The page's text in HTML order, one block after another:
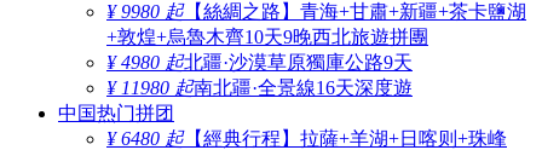
¥ 9980 起【絲綢之路】青海+甘肅+新疆+茶卡鹽湖
+敦煌+烏魯木齊10天9晚西北旅遊拼團
¥ 4980 起北疆·沙漠草原獨庫公路9天
¥ 11980 起南北疆·全景線16天深度遊
中国热门拼团
¥ 6480 起【經典行程】拉薩+羊湖+日喀则+珠峰